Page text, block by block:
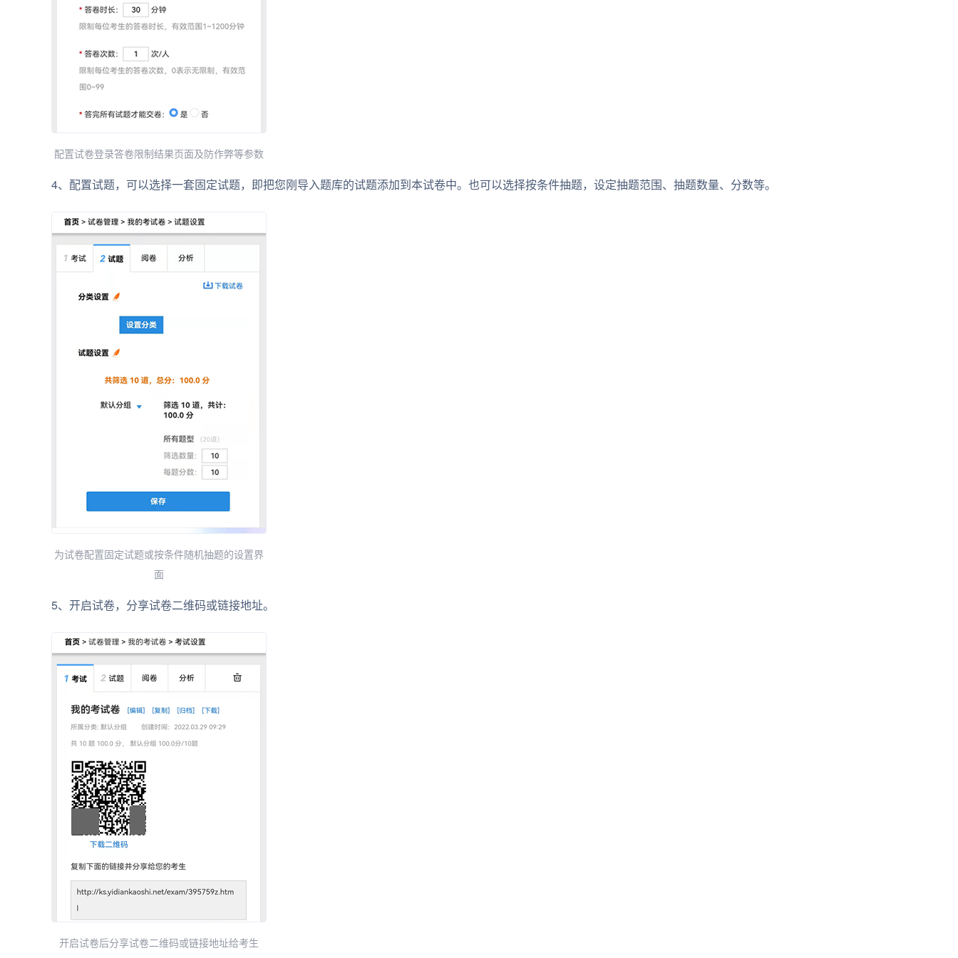
配置试卷登录答卷限制结果页面及防作弊等参数
4、配置试题，可以选择一套固定试题，即把您刚导入题库的试题添加到本试卷中。也可以选择按条件抽题，设定抽题范围、抽题数量、分数等。
为试卷配置固定试题或按条件随机抽题的设置界
面
5、开启试卷，分享试卷二维码或链接地址。
开启试卷后分享试卷二维码或链接地址给考生